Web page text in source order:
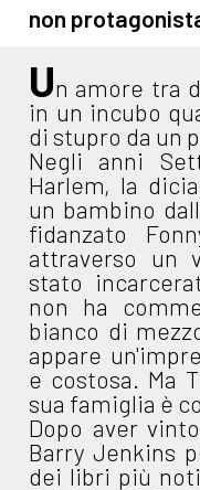
non
Un amore tra
in un incubo
di stupro da un
Negli anni
Harlem, la
un bambino
fidanzato
attraverso un
stato
non ha
bianco di
appare
e costosa. Ma
sua famiglia è
Dopo aver
Barry Jenkins
dei libri più